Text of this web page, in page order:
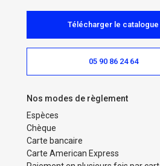
Télécharger le catalogue
05 90 86 24 64
Nos modes de règlement
Espèces
Chèque
Carte bancaire
Carte American Express